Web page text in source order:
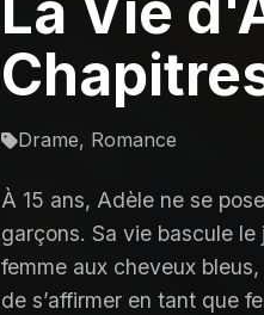
Drame, Romance
À 15 ans, Adèle ne se
garçons. Sa vie bascule
femme aux cheveux
de s’affirmer en tant que